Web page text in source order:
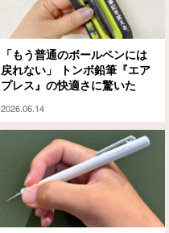
「もう普通のボールペンには
戻れない」 トンボ鉛筆『エア
プレス』の快適さに驚いた
2026.06.14